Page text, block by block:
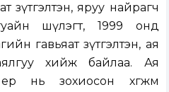
зүтгэлтэн, яруу найрагч
шүлэгт, 1999 онд
гавьяат зүтгэлтэн, ая
хийж байлаа. Ая
нь зохиосон хөгжмөө